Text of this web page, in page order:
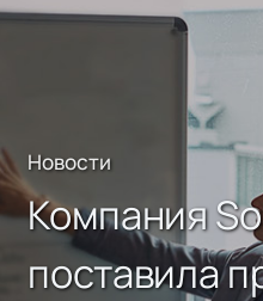
Новости
Компания
поставила